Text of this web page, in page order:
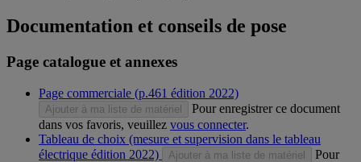
Documentation et conseils de pose
Page catalogue et annexes
Page commerciale (p.461 édition 2022)
Ajouter à ma liste de matériel
Pour enregistrer ce document
dans vos favoris, veuillez vous connecter.
Tableau de choix (mesure et supervision dans le tableau
électrique édition 2022)
Ajouter à ma liste de matériel
Pour